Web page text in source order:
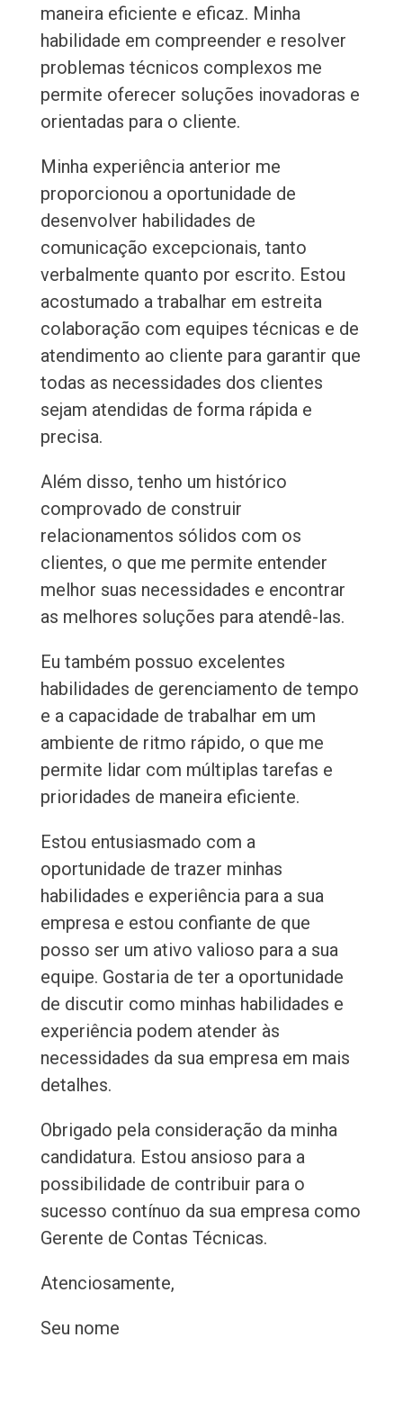
maneira eficiente e eficaz. Minha
habilidade em compreender e resolver
problemas técnicos complexos me
permite oferecer soluções inovadoras e
orientadas para o cliente.
Minha experiência anterior me
proporcionou a oportunidade de
desenvolver habilidades de
comunicação excepcionais, tanto
verbalmente quanto por escrito. Estou
acostumado a trabalhar em estreita
colaboração com equipes técnicas e de
atendimento ao cliente para garantir que
todas as necessidades dos clientes
sejam atendidas de forma rápida e
precisa.
Além disso, tenho um histórico
comprovado de construir
relacionamentos sólidos com os
clientes, o que me permite entender
melhor suas necessidades e encontrar
as melhores soluções para atendê-las.
Eu também possuo excelentes
habilidades de gerenciamento de tempo
e a capacidade de trabalhar em um
ambiente de ritmo rápido, o que me
permite lidar com múltiplas tarefas e
prioridades de maneira eficiente.
Estou entusiasmado com a
oportunidade de trazer minhas
habilidades e experiência para a sua
empresa e estou confiante de que
posso ser um ativo valioso para a sua
equipe. Gostaria de ter a oportunidade
de discutir como minhas habilidades e
experiência podem atender às
necessidades da sua empresa em mais
detalhes.
Obrigado pela consideração da minha
candidatura. Estou ansioso para a
possibilidade de contribuir para o
sucesso contínuo da sua empresa como
Gerente de Contas Técnicas.
Atenciosamente,
Seu nome